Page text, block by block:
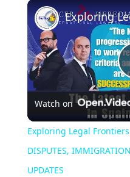
Watch on
Exploring Legal Frontiers
DISPUTES,
UPDATES